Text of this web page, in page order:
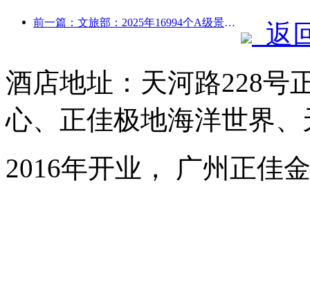
前一篇：文旅部：2025年16994个A级景区接待游客75.1亿人次，旅游收入5544.9亿
返
酒店地址：天河路228号
心、正佳极地海洋世界
2016年开业， 广州正